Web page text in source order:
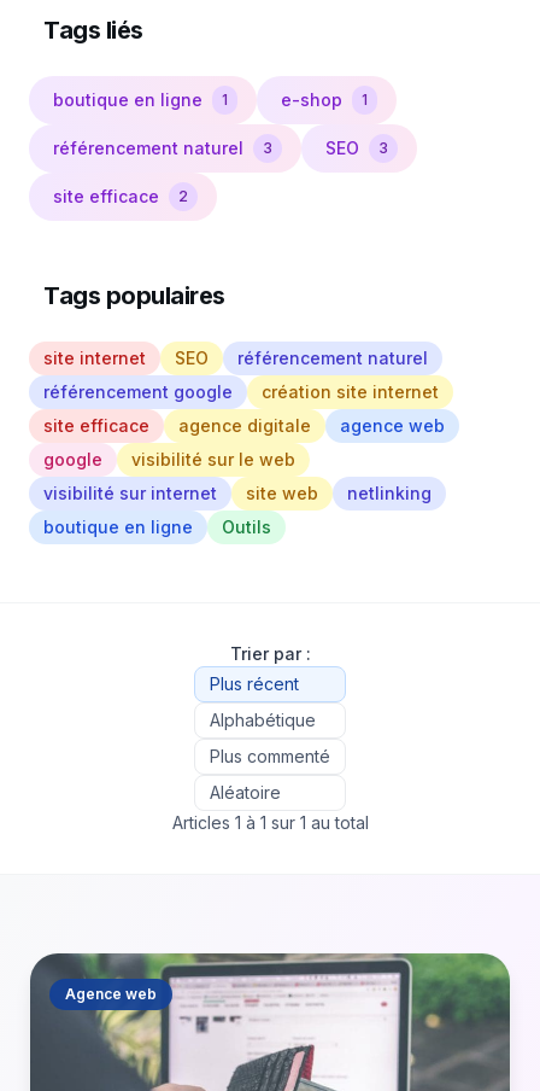
Tags liés
boutique en ligne 1 e-shop 1
référencement naturel 3 SEO 3
site efficace 2
Tags populaires
site internet SEO
référencement naturel
référencement google
création site internet
site efficace
agence digitale
agence web
google
visibilité sur le web
visibilité sur internet
site web
netlinking
boutique en ligne
Outils
Trier par :
Plus récent
Alphabétique
Plus commenté
Aléatoire
Articles 1 à 1 sur 1 au total
Agence web